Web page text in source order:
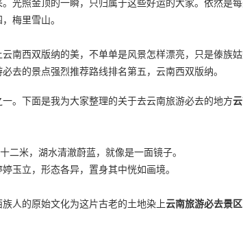
梅里雪山。
南西双版纳的美，不单单是风景怎样漂亮，只是傣族
去的景点强烈推荐路线排名第五，云南西双版纳。
。下面是我为大家整理的关于去云南旅游必去的地方
二米，湖水清澈蔚蓝，就像是一面镜子。
玉立，形态各异，置身其中恍如画境。
人的原始文化为这片古老的土地染上云南旅游必去景区